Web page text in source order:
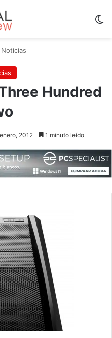
Noticias
Hundred
2012 1 minuto leído